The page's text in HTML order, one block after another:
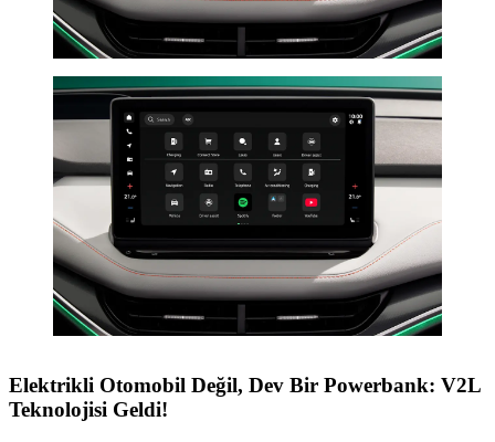
Elektrikli Otomobil Değil, Dev Bir Powerbank: V2L
Teknolojisi Geldi!